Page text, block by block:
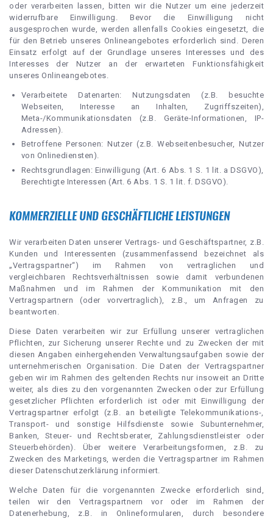
oder verarbeiten lassen, bitten wir die Nutzer um eine jederzeit
widerrufbare Einwilligung. Bevor die Einwilligung nicht
ausgesprochen wurde, werden allenfalls Cookies eingesetzt, die
für den Betrieb unseres Onlineangebotes erforderlich sind. Deren
Einsatz erfolgt auf der Grundlage unseres Interesses und des
Interesses der Nutzer an der erwarteten Funktionsfähigkeit
unseres Onlineangebotes.
Verarbeitete Datenarten: Nutzungsdaten (z.B. besuchte
Webseiten, Interesse an Inhalten, Zugriffszeiten),
Meta-/Kommunikationsdaten (z.B. Geräte-Informationen, IP-
Adressen).
Betroffene Personen: Nutzer (z.B. Webseitenbesucher, Nutzer
von Onlinediensten).
Rechtsgrundlagen: Einwilligung (Art. 6 Abs. 1 S. 1 lit. a DSGVO),
Berechtigte Interessen (Art. 6 Abs. 1 S. 1 lit. f. DSGVO).
KOMMERZIELLE UND GESCHÄFTLICHE LEISTUNGEN
Wir verarbeiten Daten unserer Vertrags- und Geschäftspartner, z.B.
Kunden und Interessenten (zusammenfassend bezeichnet als
„Vertragspartner“) im Rahmen von vertraglichen und
vergleichbaren Rechtsverhältnissen sowie damit verbundenen
Maßnahmen und im Rahmen der Kommunikation mit den
Vertragspartnern (oder vorvertraglich), z.B., um Anfragen zu
beantworten.
Diese Daten verarbeiten wir zur Erfüllung unserer vertraglichen
Pflichten, zur Sicherung unserer Rechte und zu Zwecken der mit
diesen Angaben einhergehenden Verwaltungsaufgaben sowie der
unternehmerischen Organisation. Die Daten der Vertragspartner
geben wir im Rahmen des geltenden Rechts nur insoweit an Dritte
weiter, als dies zu den vorgenannten Zwecken oder zur Erfüllung
gesetzlicher Pflichten erforderlich ist oder mit Einwilligung der
Vertragspartner erfolgt (z.B. an beteiligte Telekommunikations-,
Transport- und sonstige Hilfsdienste sowie Subunternehmer,
Banken, Steuer- und Rechtsberater, Zahlungsdienstleister oder
Steuerbehörden). Über weitere Verarbeitungsformen, z.B. zu
Zwecken des Marketings, werden die Vertragspartner im Rahmen
dieser Datenschutzerklärung informiert.
Welche Daten für die vorgenannten Zwecke erforderlich sind,
teilen wir den Vertragspartnern vor oder im Rahmen der
Datenerhebung, z.B. in Onlineformularen, durch besondere